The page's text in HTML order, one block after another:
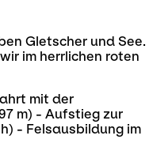
Gletscher und See.
im herrlichen roten
mit der
m) - Aufstieg zur
- Felsausbildung im